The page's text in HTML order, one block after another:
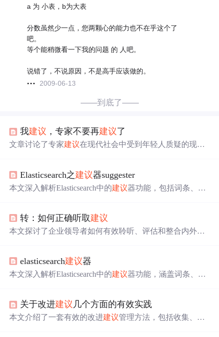
a 为 小表，b为大表
分数虽然少一点，您两颗心的能力也不在乎这个了
吧。
等个能稍微看一下我的问题 的 人吧。
说错了，不说原因，不是高手应该做的。
2009-06-13
——到底了——
我建议 ，专家不要再建议了
文章讨论了专家建议在现代社会中受到年轻人质疑的现
互联网时代，年轻人更加自信和独立，对专家
态度，反映出社会中权利关系的变化和年轻人对真实共情
Elasticsearch之建议器suggester
本文深入解析Elasticsearch中的建议器功能，包括词条、词
词组建议器的长字段适应性、完成
段类型要求等。
转：如何正确听取建议
本文探讨了企业领导者如何有效聆听、评估和整合内外部
elasticsearch建议器
本文深入解析Elasticsearch中的建议器功能，涵盖词条、词
面指导如何提升搜索体验。
关于改进建议 几个方面的有效实践
本文介绍了一套有效的改进建议管理方法，包括收集、分